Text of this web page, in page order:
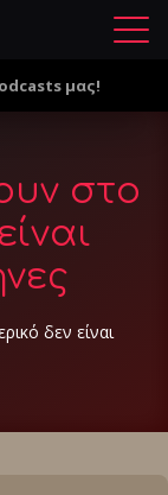
Μ
ο
μας!
στο
δεν είναι